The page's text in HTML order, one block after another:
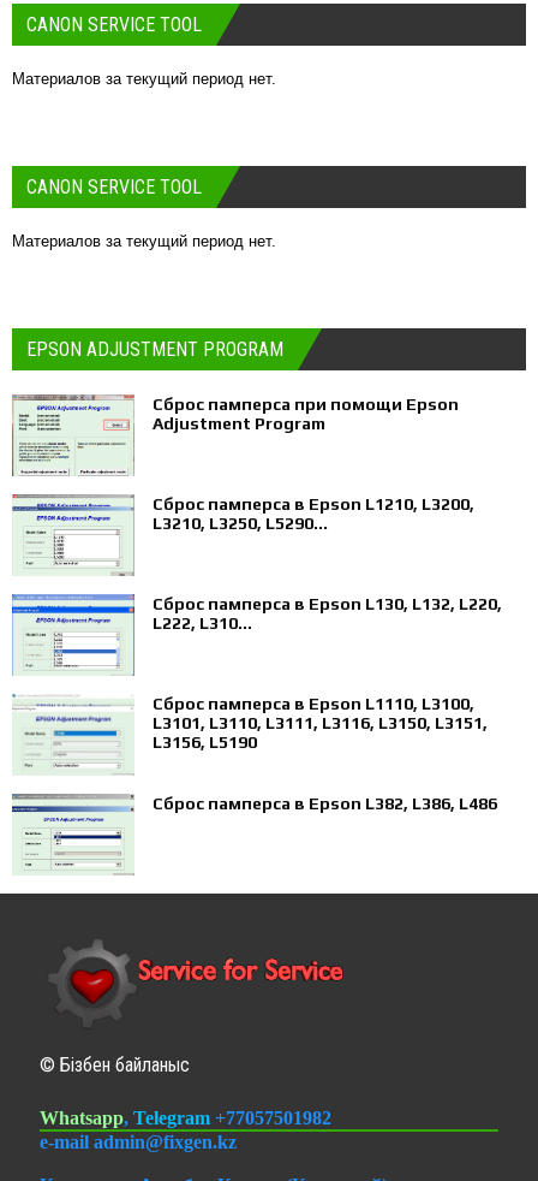
CANON SERVICE TOOL
Материалов за текущий период нет.
CANON SERVICE TOOL
Материалов за текущий период нет.
EPSON ADJUSTMENT PROGRAM
Сброс памперса при помощи Epson
Adjustment Program
Сброс памперса в Epson L1210, L3200,
L3210, L3250, L5290...
Сброс памперса в Epson L130, L132, L220,
L222, L310...
Сброс памперса в Epson L1110, L3100,
L3101, L3110, L3111, L3116, L3150, L3151,
L3156, L5190
Сброс памперса в Epson L382, L386, L486
© Бізбен байланыс
Whatsapp, Telegram +77057501982
e-mail admin@fixgen.kz